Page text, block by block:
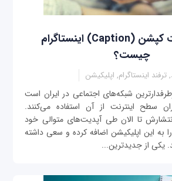
ترفند: قابلیت کپشن (Caption) اینستاگرام
چیست؟
ترفند اینستاگرام, اپلیکیشن
شبکه‌های اجتماعی در ایران است
سطح اینترنت از آن استفاده می‌کنند.
انتشارش تا الان طی آپدیت‌های متوالی خود
به این اپلیکیشن اضافه کرده و سعی داشته
یکی از جدیدترین...